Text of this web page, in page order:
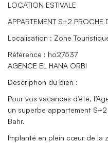
LOCATION ESTIVALE
APPARTEMENT S+2 PROCHE
Localisation : Zone
Référence : ho27537
AGENCE EL HANA ORBI
Description du bien :
Pour vos vacances d’été,
un superbe appartement
Bahr.
Implanté en plein cœur de la